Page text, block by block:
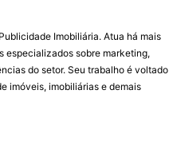
Imobiliária. Atua há mais
especializados sobre marketing,
do setor. Seu trabalho é voltado
imóveis, imobiliárias e demais